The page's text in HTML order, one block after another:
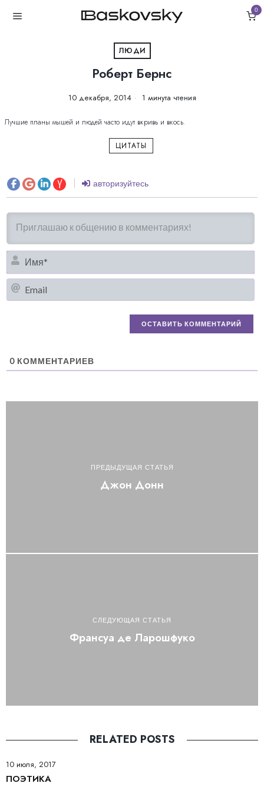
0
ЛЮДИ
Роберт Бернс
10 декабря, 2014 1 минута чтения
Лучшие планы мышей и людей часто идут вкривь и вкось.
ЦИТАТЫ
авторизуйтесь
0 КОММЕНТАРИЕВ
ПРЕДЫДУЩАЯ СТАТЬЯ
Джон Донн
СЛЕДУЮЩАЯ СТАТЬЯ
Франсуа де Ларошфуко
RELATED POSTS
10 июля, 2017
ПОЭТИКА